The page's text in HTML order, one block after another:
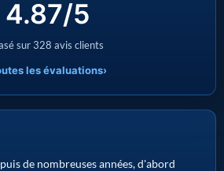
4.87/5
sur 328 avis clients
les évaluations›
de nombreuses années, d'abord